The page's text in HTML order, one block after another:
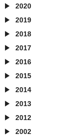
2020
2019
2018
2017
2016
2015
2014
2013
2012
2002